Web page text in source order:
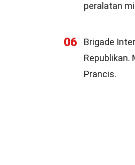
peralatan
06
Brigade
Republikan.
Prancis.